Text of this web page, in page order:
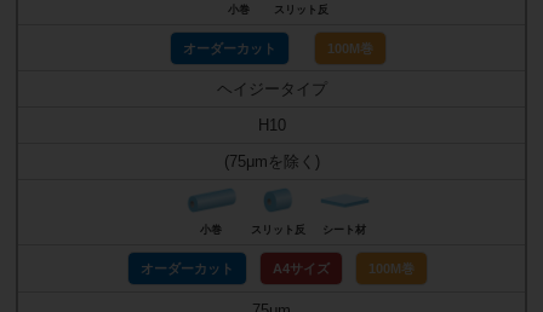
小巻 スリット反
オーダーカット 100M巻
ヘイジータイプ
H10
(75μmを除く)
小巻 スリット反 シート材
オーダーカット A4サイズ 100M巻